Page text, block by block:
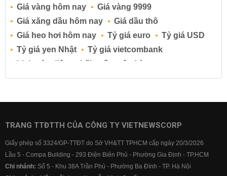
Giá vàng hôm nay
Giá vàng 9999
Giá xăng dầu hôm nay
Giá dầu thô
Giá heo hơi hôm nay
Tỷ giá euro
Tỷ giá USD
Tỷ giá yen Nhật
Tỷ giá vietcombank
Lịch cúp điện
Lãi suất ngân hàng
Lãi suất tiết kiệm
Lãi suất tiền gửi
Lãi suất ngân hàng BIDV
Lãi suất ngân hàng Vietcombank
TRANG TTĐTTH CỦA CÔNG TY VIETNEWSCORP
Giấy phép số 3324/GP-TTĐT do Sở VH&TT TPHCM cấp ngày 20/3/2026
Lầu 5 - Compa Building - 293 Điện Biên Phủ - Phường Gia Định - TP.HCM
Chi nhánh: Số 5 - Khu 38A Trần Phú - Phường Ba Đình - TP. Hà Nội